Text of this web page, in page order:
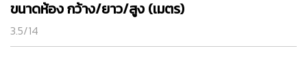
ขนาดห้อง กว้าง/ยาว/สูง (เมตร)
3.5/14